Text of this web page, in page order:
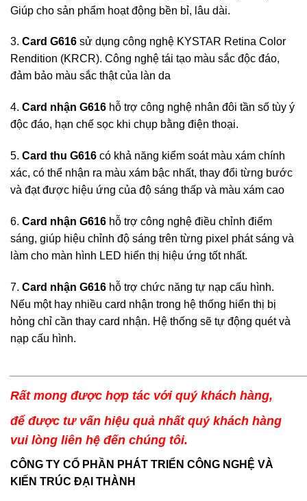
Giúp cho sản phẩm hoạt động bền bỉ, lâu dài.
3. Card G616 sử dụng công nghệ KYSTAR Retina Color
Rendition (KRCR). Công nghệ tái tạo màu sắc độc đáo,
đảm bảo màu sắc thật của làn da
4. Card nhận G616 hỗ trợ công nghệ nhân đôi tần số tùy ý
độc đáo, hạn chế sọc khi chụp bằng điện thoại.
5. Card thu G616 có khả năng kiểm soát màu xám chính
xác, có thể nhận ra màu xám bậc nhất, thay đổi từng bước
và đạt được hiệu ứng của độ sáng thấp và màu xám cao
6. Card nhận G616 hỗ trợ công nghệ điều chỉnh điểm
sáng, giúp hiệu chỉnh độ sáng trên từng pixel phát sáng và
làm cho màn hình LED hiển thị hiệu ứng tốt nhất.
7. Card nhận G616 hỗ trợ chức năng tự nạp cấu hình.
Nếu một hay nhiều card nhận trong hệ thống hiển thị bị
hỏng chỉ cần thay card nhận. Hệ thống sẽ tự động quét và
nạp cấu hình.
Rất mong được hợp tác với quý khách hàng,
để được tư vấn hiệu quả nhất quý khách hàng
vui lòng liên hệ đến chúng tôi.
CÔNG TY CỔ PHẦN PHÁT TRIỂN CÔNG NGHỆ VÀ
KIẾN TRÚC ĐẠI THÀNH